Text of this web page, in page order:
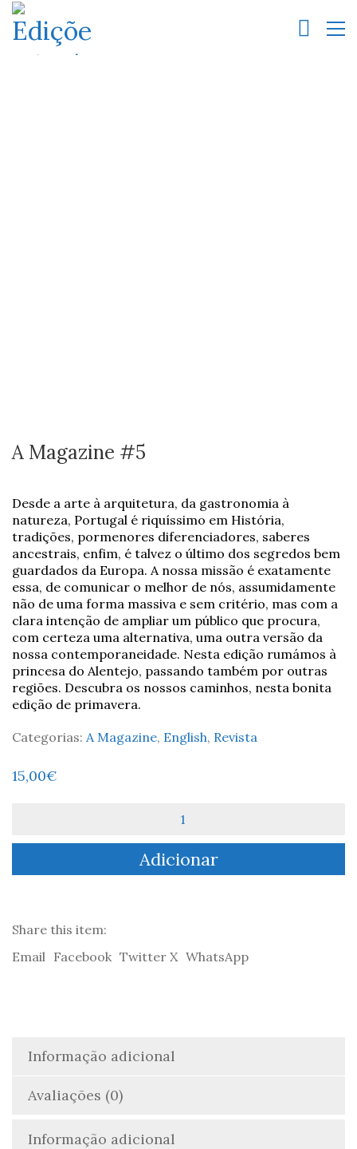
A Magazine #5
Desde a arte à arquitetura, da gastronomia à
natureza, Portugal é riquíssimo em História,
tradições, pormenores diferenciadores, saberes
ancestrais, enfim, é talvez o último dos segredos bem
guardados da Europa. A nossa missão é exatamente
essa, de comunicar o melhor de nós, assumidamente
não de uma forma massiva e sem critério, mas com a
clara intenção de ampliar um público que procura,
com certeza uma alternativa, uma outra versão da
nossa contemporaneidade. Nesta edição rumámos à
princesa do Alentejo, passando também por outras
regiões. Descubra os nossos caminhos, nesta bonita
edição de primavera.
Categorias: A Magazine, English, Revista
15,00€
A
#5
Adicionar
Share this item:
Email Facebook Twitter X WhatsApp
Informação adicional
Avaliações (0)
Informação adicional